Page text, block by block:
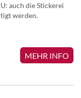
auch die Stickerei
werden.
MEHR INFO